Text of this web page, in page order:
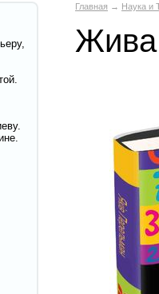
Главная → Наука и
Жива